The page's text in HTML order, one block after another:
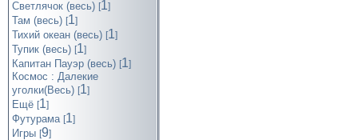
Светлячок (весь) [1]
Там (весь) [1]
Тихий океан (весь) [1]
Тупик (весь) [1]
Капитан Пауэр (весь) [1]
Космос : Далекие
уголки(Весь) [1]
Ещё [1]
Футурама [1]
Игры [9]